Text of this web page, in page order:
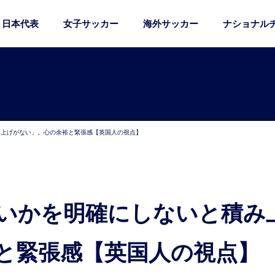
日本代表 女子サッカー 海外サッカー ナショナル
げがない」。心の余裕と緊張感【英国人の視点】
張感【英国人の視点】